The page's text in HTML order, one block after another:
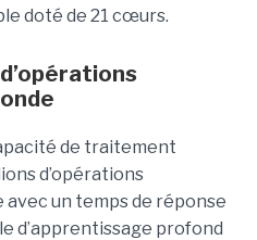
doté de 21 cœurs.
de traitement
d’opérations
avec un temps de réponse
d’apprentissage profond